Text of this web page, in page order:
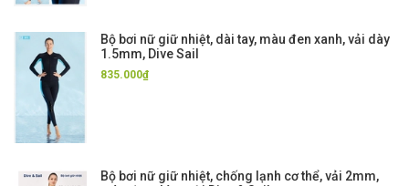
Bộ bơi nữ giữ nhiệt, dài tay, màu đen xanh, vải dày
1.5mm, Dive Sail
835.000₫
Bộ bơi nữ giữ nhiệt, chống lạnh cơ thể, vải 2mm,